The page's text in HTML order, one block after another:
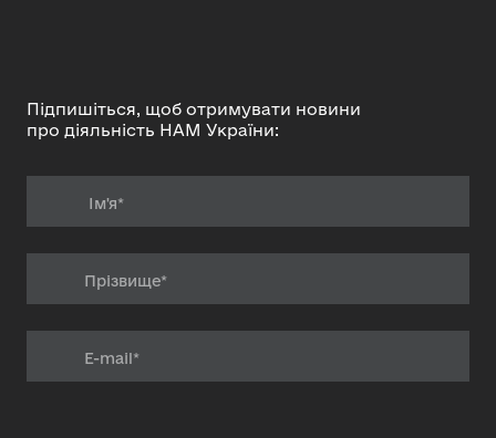
Підпишіться, щоб отримувати новини
про діяльність НАМ України: